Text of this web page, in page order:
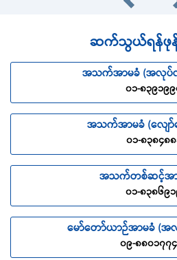
ဆက်သွယ်ရန်ဖုန်
အသက်အာမခံ (အလုပ်
၀၁-၈၃၉၁၉
အသက်အာမခံ (လျော်
၀၁-၈၃၈၄၈
အသက်တစ်ဆင့်အာ
၀၁-၈၃၈၆၉
မော်တော်ယာဉ်အာမခံ (
၀၉-၈၈၀၁၇၇